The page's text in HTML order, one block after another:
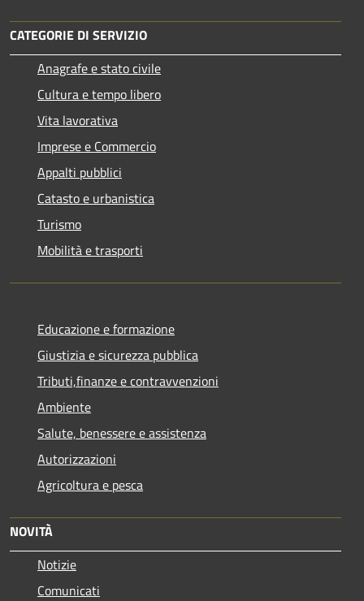
CATEGORIE DI SERVIZIO
Anagrafe e stato civile
Cultura e tempo libero
Vita lavorativa
Imprese e Commercio
Appalti pubblici
Catasto e urbanistica
Turismo
Mobilità e trasporti
Educazione e formazione
Giustizia e sicurezza pubblica
Tributi,finanze e contravvenzioni
Ambiente
Salute, benessere e assistenza
Autorizzazioni
Agricoltura e pesca
NOVITÀ
Notizie
Comunicati